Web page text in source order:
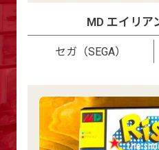
MD エイリア
セガ（SEGA）